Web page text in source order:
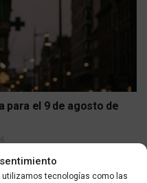
utilizamos tecnologías como las
para el 9 de agosto de